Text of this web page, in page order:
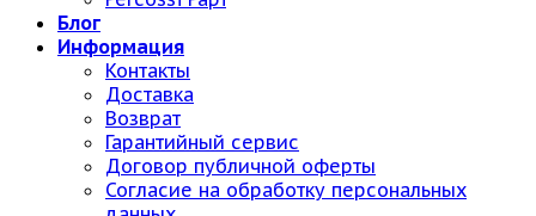
Блог
Информация
Контакты
Доставка
Возврат
Гарантийный сервис
Договор публичной оферты
Согласие на обработку персональных